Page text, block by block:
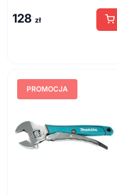
128 zł
PROMOCJA